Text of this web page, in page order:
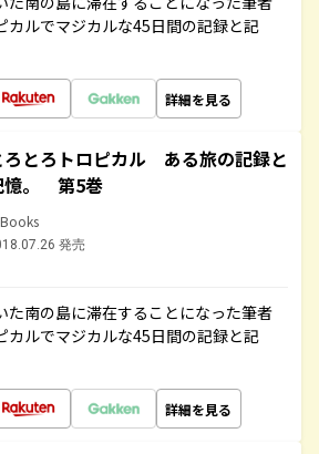
カルでマジカルな45日間の記録と記
詳細を見る
ろとろトロピカル ある旅の記録と
憶。 第5巻
発売
た南の島に滞在することになった筆者
カルでマジカルな45日間の記録と記
詳細を見る